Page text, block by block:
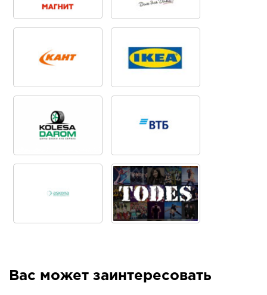
Вас может заинтересовать